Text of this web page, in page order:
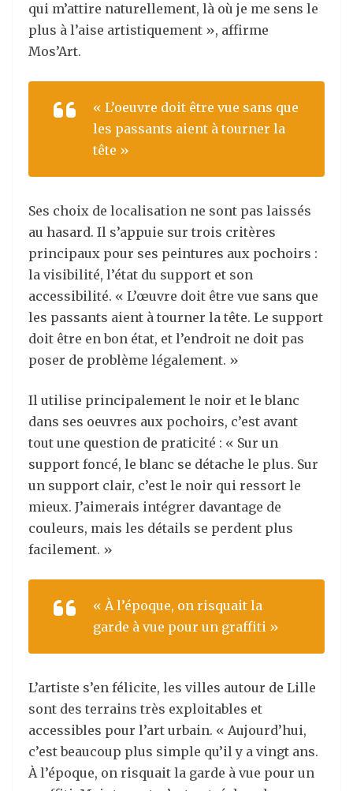
qui m’attire naturellement, là où je me sens le
plus à l’aise artistiquement », affirme
Mos’Art.
« L’oeuvre doit être vue sans que
les passants aient à tourner la
tête »
Ses choix de localisation ne sont pas laissés
au hasard. Il s’appuie sur trois critères
principaux pour ses peintures aux pochoirs :
la visibilité, l’état du support et son
accessibilité. « L’œuvre doit être vue sans que
les passants aient à tourner la tête. Le support
doit être en bon état, et l’endroit ne doit pas
poser de problème légalement. »
Il utilise principalement le noir et le blanc
dans ses oeuvres aux pochoirs, c’est avant
tout une question de praticité : « Sur un
support foncé, le blanc se détache le plus. Sur
un support clair, c’est le noir qui ressort le
mieux. J’aimerais intégrer davantage de
couleurs, mais les détails se perdent plus
facilement. »
« À l’époque, on risquait la
garde à vue pour un graffiti »
L’artiste s’en félicite, les villes autour de Lille
sont des terrains très exploitables et
accessibles pour l’art urbain. « Aujourd’hui,
c’est beaucoup plus simple qu’il y a vingt ans.
À l’époque, on risquait la garde à vue pour un